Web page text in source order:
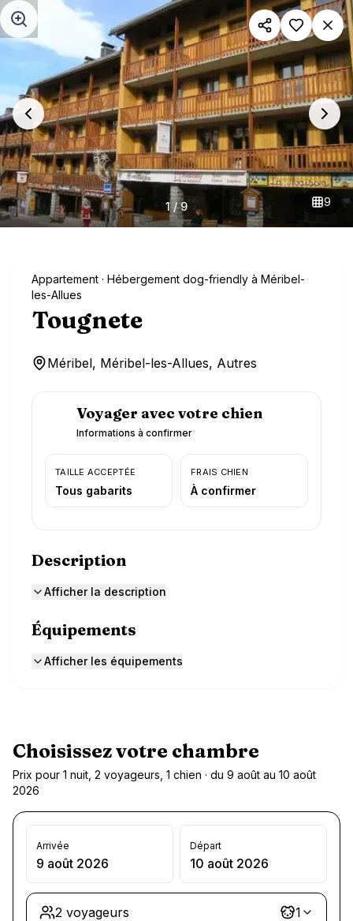
Aller au contenu principal
1/9 9
Appartement · Hébergement dog-friendly à Méribel-
les-Allues
Tougnete
Méribel, Méribel-les-Allues, Autres
Voyager avec votre chien
Informations à confirmer
TAILLE ACCEPTÉE
Tous gabarits
FRAIS CHIEN
À confirmer
Description
Afficher la description
Équipements
Afficher les équipements
Choisissez votre chambre
Prix pour 1 nuit, 2 voyageurs, 1 chien · du 9 août au 10 août
2026
Arrivée
9 août 2026
Départ
10 août 2026
2 voyageurs 1